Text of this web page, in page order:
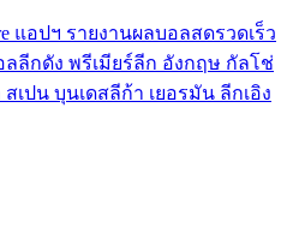
แอปฯ รายงานผลบอลสดรวดเร็ว
ลีกดัง พรีเมียร์ลีก อังกฤษ กัลโช่
เปน บุนเดสลีก้า เยอรมัน ลีกเอิง